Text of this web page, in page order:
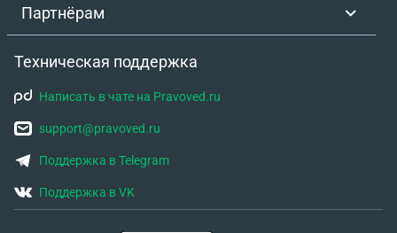
Партнёрам
Техническая поддержка
Написать в чате на Pravoved.ru
support@pravoved.ru
Поддержка в Telegram
Поддержка в VK